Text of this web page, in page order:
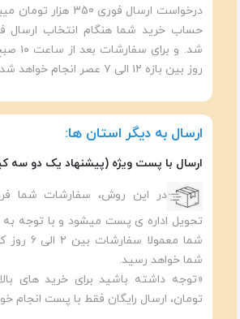
درخواست ارسال فوری
حساب خرید شما هنگام انتخاب ارسال
شد. و
روز بین بازه ۱۲ الی ۷ عصر انجام خواهد شد .
ارسال به دیگر استان ها:
ارسال با پست ویژه (پیشنهاد یک دو سه
در این روش، سفارشات شما
تحویل اداره ی پست میشود و با توجه
شما
شما خواهد رسید.
تومان، ارسال رایگان فقط با پست انجام